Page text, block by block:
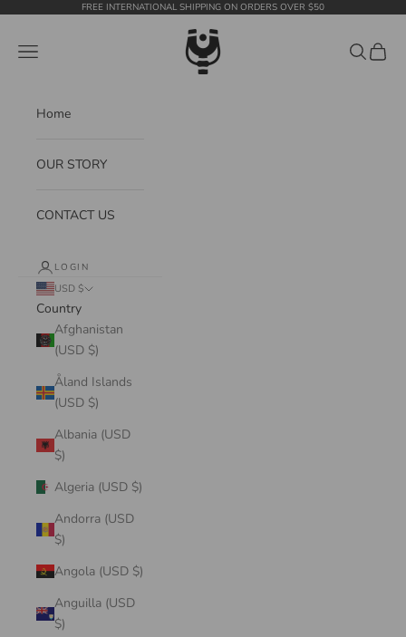
Skip to contentFREE INTERNATIONAL SHIPPING ON ORDERS OVER $50
WildTension
Navigation menu Search
Cart
Home
OUR STORY
CONTACT US
LOGIN
USD $
Country
Afghanistan
(USD $)
Åland Islands
(USD $)
Albania (USD
$)
Algeria (USD $)
Andorra (USD
$)
Angola (USD $)
Anguilla (USD
$)